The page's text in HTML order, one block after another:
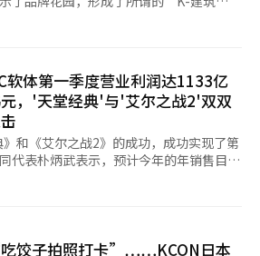
代（1995年至2009年出生人群）而言，
有限定商品的满足感，也更容易成为主动
能层面实现明显突破，品牌正转而通过角
流通平台竞争加
热潮扩大的重要原因。随着MUSINSA 、
断扩大美妆业务，各平台均通过独家联名
这一变化也反映
层已逐渐转向10至20多岁年轻群体。长
消费者，更容易对色彩、香味及包装等直
费者销售额也同比增长57%。随着越来越
妆产品作为访韩伴手礼购买，角色IP与限
电子竞技粉丝的复合营销策略。Faker被
性人物，而Karina则是K-pop基础上拥有
的活动海报。用户可以通过二维码直接
开展了线下联动营销。 谷歌Play计
戏内容与平台服务的品牌营销。随着移动
台自身体验和社区竞争力的提升成为关键
热爱游戏的玩家，希望借此机会广泛宣传
欢迎的‘Karina’与‘Faker’一起，通
级面料质感以及简约的设计风格为核心，
间氛围，打造超越传统购物体验的品牌空
成员林娜琏作为品牌形象大使。林娜
的形象，与GROVE的现代休闲风格高度
名度与好感度的重要推动力。 除中国
持续扩大日本市场版图。目前品牌已在东
还计划在大阪、名古屋等主要城市增设门
尚市场中的影响力。
过去以样板房为中心的建筑公司营销，
个空间，20至30岁的游客们在各处拍
中，除了GS建设，还有IPARK现代产业开
、湖畔建设等参与了‘K-建筑区’的建
‘筒仓(Silo)’花园。IPARK现代产业开
在建造之前，先要想象”的标语，并利用
此外，还设置了座椅和休息区，让市民们
牌不仅仅是简单的销售宣传，而是扩展
设的企业花园‘花园宰’。GS建设以‘伊
为名，借鉴了济州的古榕林，尽量
软体第一季度营业利润达1133亿
，'天堂经典'与'艾尔之战2'双双
和《艾尔之战2》的成功，成功实现了第
代表朴炳武表示，预计今年的年销售目标
明年推出10余款新作。 NC在2026
季度增长38%。营业利润同比激增
PC游戏部门。
饺子拍照打卡”……KCON日本